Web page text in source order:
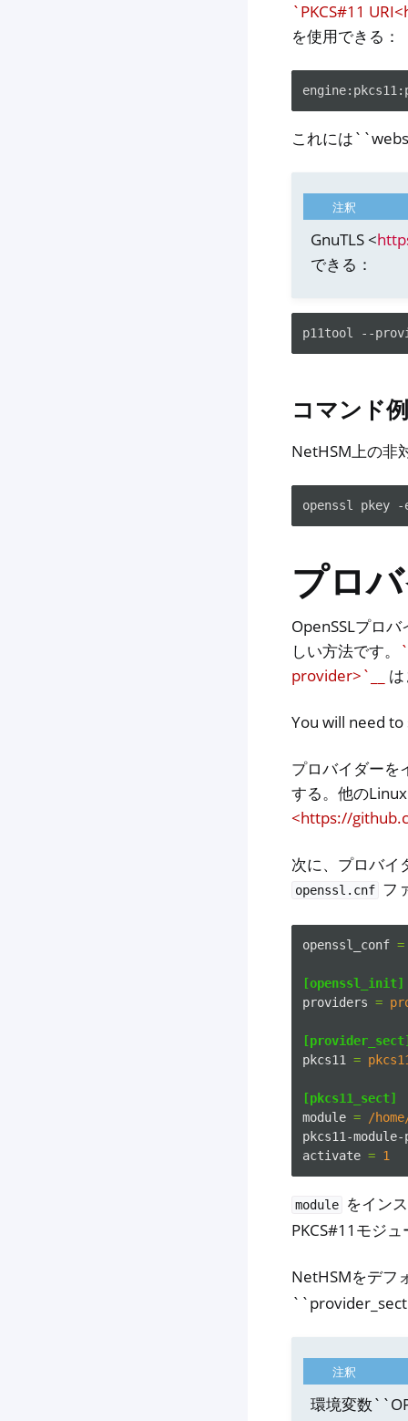
`PKCS#11
を使用できる：
これには
注釈
GnuTLS <
できる：
p11tool --
コマンド例
NetHSM上の非
openssl pkey -
プロ
OpenSSLプロ
しい方法です。
provider>`__
You will need
プロバイダー
する。他の
<https://
次に、プロバイ
openssl.cnf フ
openssl_conf =
[openssl_init]
providers =
pkcs11
=
[pkcs11_sect]
module =
/
pkcs11-
activate = 1
module
をイン
PKCS#11モジ
NetHSMをデフ
注釈
環境変数